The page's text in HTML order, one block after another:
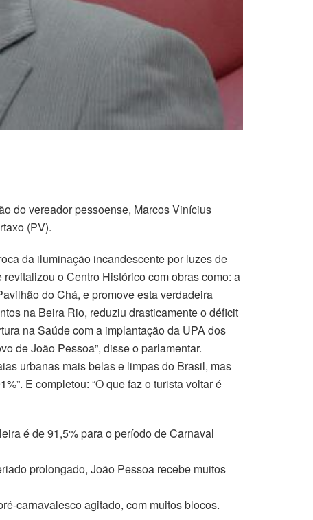
do vereador pessoense, Marcos Vinícius
(PV).
da iluminação incandescente por luzes de
o Centro Histórico com obras como: a
do Chá, e promove esta verdadeira
na Beira Rio, reduziu drasticamente o déficit
na Saúde com a implantação da UPA dos
de João Pessoa”, disse o parlamentar.
urbanas mais belas e limpas do Brasil, mas
E completou: “O que faz o turista voltar é
é de 91,5% para o período de Carnaval
prolongado, João Pessoa recebe muitos
carnavalesco agitado, com muitos blocos.